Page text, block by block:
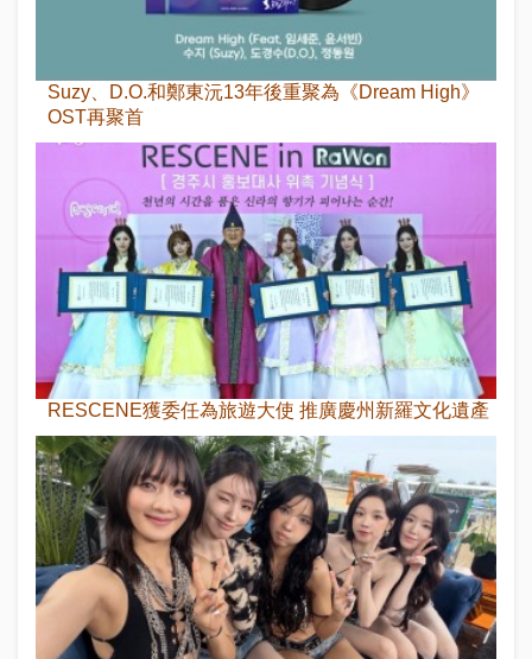
Suzy、D.O.和鄭東沅13年後重聚為《Dream High》
OST再聚首
RESCENE獲委任為旅遊大使 推廣慶州新羅文化遺產